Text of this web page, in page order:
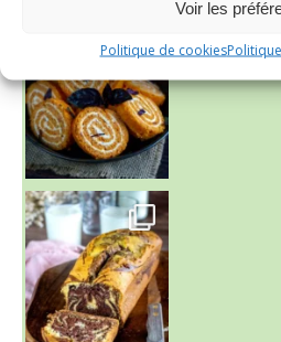
Voir les
Politique de cookies